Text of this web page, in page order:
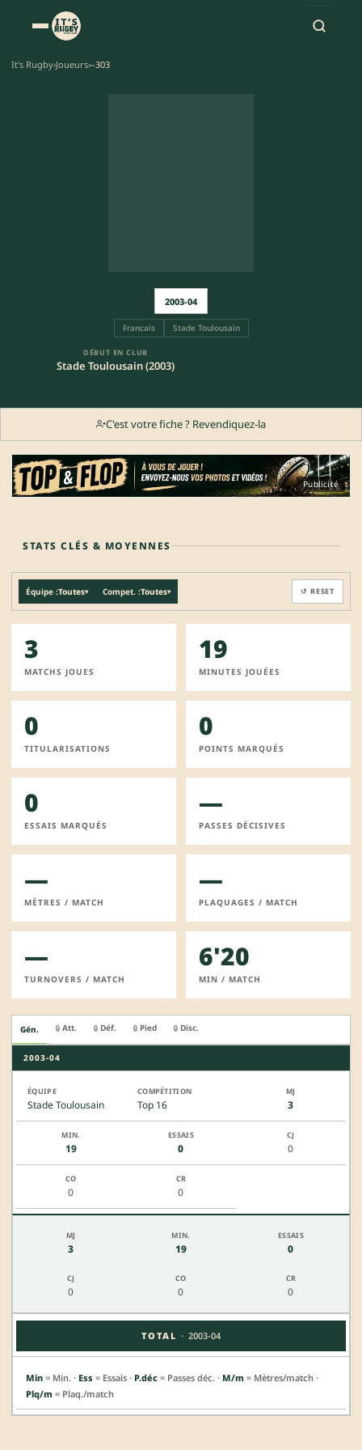
It's Rugby›Joueurs›–303
2003-04
Francais Stade Toulousain
DÉBUT EN CLUB
Stade Toulousain (2003)
C'est votre fiche ? Revendiquez-la
Publicité
STATS CLÉS & MOYENNES
Équipe :Toutes▾ Compet. :Toutes▾ ↺ RESET
3
MATCHS JOUES
19
MINUTES JOUÉES
0
TITULARISATIONS
0
POINTS MARQUÉS
0
ESSAIS MARQUÉS
—
PASSES DÉCISIVES
—
MÈTRES / MATCH
—
PLAQUAGES / MATCH
—
TURNOVERS / MATCH
6'20
MIN / MATCH
Gén. 🔒 Att. 🔒 Déf. 🔒 Pied 🔒 Disc.
2003-04
Stade Toulousain Top 16 3
19 0 0
0 0
3 19 0
0 0 0
TOTAL · 2003-04
Min = Min. · Ess = Essais · P.déc = Passes déc. · M/m = Mètres/match ·
Plq/m = Plaq./match